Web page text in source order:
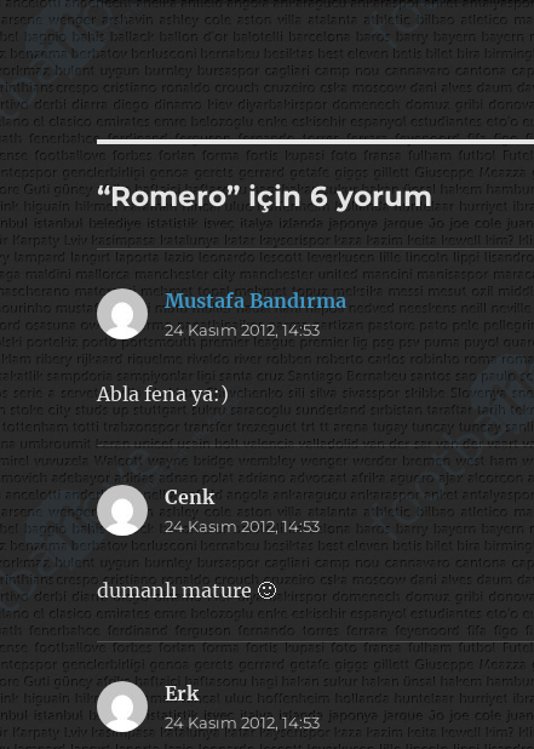
“Romero” için 6 yorum
Mustafa Bandırma dedi
ki:
24 Kasım 2012, 14:53
Abla fena ya:)
Cenkdedi
ki:
24 Kasım 2012, 14:53
dumanlı mature 🙂
Erkdedi
ki:
24 Kasım 2012, 14:53